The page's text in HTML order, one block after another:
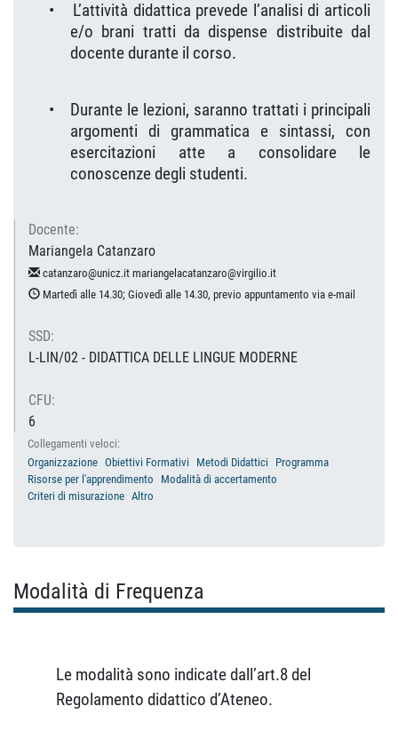
•
L’attività didattica prevede l’analisi di articoli
e/o brani tratti da dispense distribuite dal
docente durante il corso.
•
Durante le lezioni, saranno trattati i principali
argomenti di grammatica e sintassi, con
esercitazioni atte a consolidare le
conoscenze degli studenti.
Docente:
Mariangela Catanzaro
catanzaro@unicz.it mariangelacatanzaro@virgilio.it
Martedì alle 14.30; Giovedì alle 14.30, previo appuntamento via e-mail
SSD:
L-LIN/02 - DIDATTICA DELLE LINGUE MODERNE
CFU:
6
Collegamenti veloci:
Organizzazione Obiettivi Formativi Metodi Didattici
Programma
Risorse per l'apprendimento
Modalità di accertamento
Criteri di misurazione Altro
Modalità di Frequenza
Le modalità sono indicate dall’art.8 del
Regolamento didattico d’Ateneo.